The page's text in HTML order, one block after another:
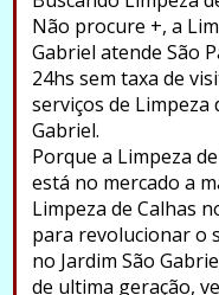
Não procure +, a
Gabriel atende São
24hs sem taxa de
serviços de Limpeza
Gabriel.
Porque a Limpeza
está no mercado a
Limpeza de Calhas
para revolucionar o
no Jardim São
de ultima geração,